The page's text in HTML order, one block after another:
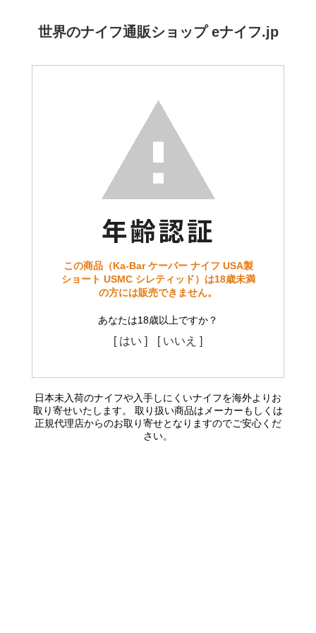
世界のナイフ通販ショップ eナイフ.jp
この商品（Ka-Bar ケーバー ナイフ USA製
ショート USMC シレティッド）は18歳未満
の方には販売できません。
あなたは18歳以上ですか？
[ はい ] [ いいえ ]
日本未入荷のナイフや入手しにくいナイフを海外よりお
取り寄せいたします。 取り扱い商品はメーカーもしくは
正規代理店からのお取り寄せとなりますのでご安心くだ
さい。